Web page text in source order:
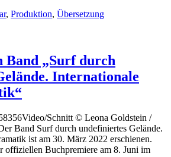
, Produktion, Übersetzung
Band „Surf durch
Internationale
Schnitt © Leona Goldstein /
Band Surf durch undefiniertes Gelände.
ist am 30. März 2022 erschienen.
offiziellen Buchpremiere am 8. Juni im